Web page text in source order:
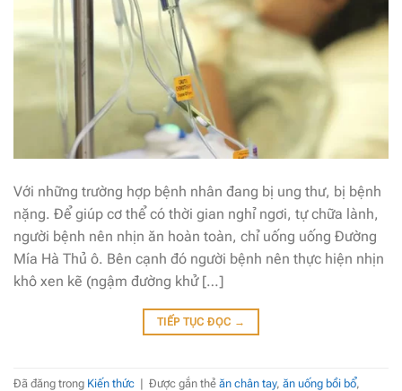
Với những trường hợp bệnh nhân đang bị ung thư, bị bệnh
nặng. Để giúp cơ thể có thời gian nghỉ ngơi, tự chữa lành,
người bệnh nên nhịn ăn hoàn toàn, chỉ uống uống Đường
Mía Hà Thủ ô. Bên cạnh đó người bệnh nên thực hiện nhịn
khô xen kẽ (ngậm đường khử […]
TIẾP TỤC ĐỌC →
Đã đăng trong Kiến thức Được gắn thẻ ăn chân tay, ăn uống bồi bổ,